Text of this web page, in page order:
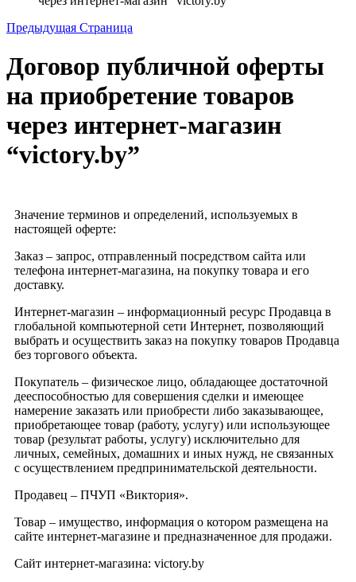
Предыдущая Страница
Договор публичной оферты
на приобретение товаров
через интернет-магазин
“victory.by”
Значение терминов и определений, используемых в
настоящей оферте:
Заказ – запрос, отправленный посредством сайта или
телефона интернет-магазина, на покупку товара и его
доставку.
Интернет-магазин – информационный ресурс Продавца в
глобальной компьютерной сети Интернет, позволяющий
выбрать и осуществить заказ на покупку товаров Продавца
без торгового объекта.
Покупатель – физическое лицо, обладающее достаточной
дееспособностью для совершения сделки и имеющее
намерение заказать или приобрести либо заказывающее,
приобретающее товар (работу, услугу) или использующее
товар (результат работы, услугу) исключительно для
личных, семейных, домашних и иных нужд, не связанных
с осуществлением предпринимательской деятельности.
Продавец – ПЧУП «Виктория».
Товар – имущество, информация о котором размещена на
сайте интернет-магазине и предназначенное для продажи.
Сайт интернет-магазина: victory.by